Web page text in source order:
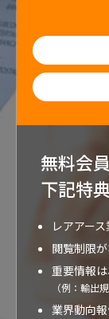
無料会
下記特
レアアー
閲覧制限
重要情報
（例：輸出
業界動向